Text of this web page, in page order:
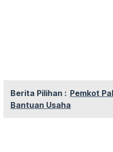
Berita Pilihan : Pemkot
Bantuan Usaha